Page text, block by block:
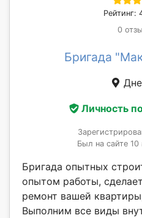
Рейтинг:
0
Бригада
Личность
Был на сайте 10
Бригада опытных
опытом работы,
ремонт вашей
Выполним все виды